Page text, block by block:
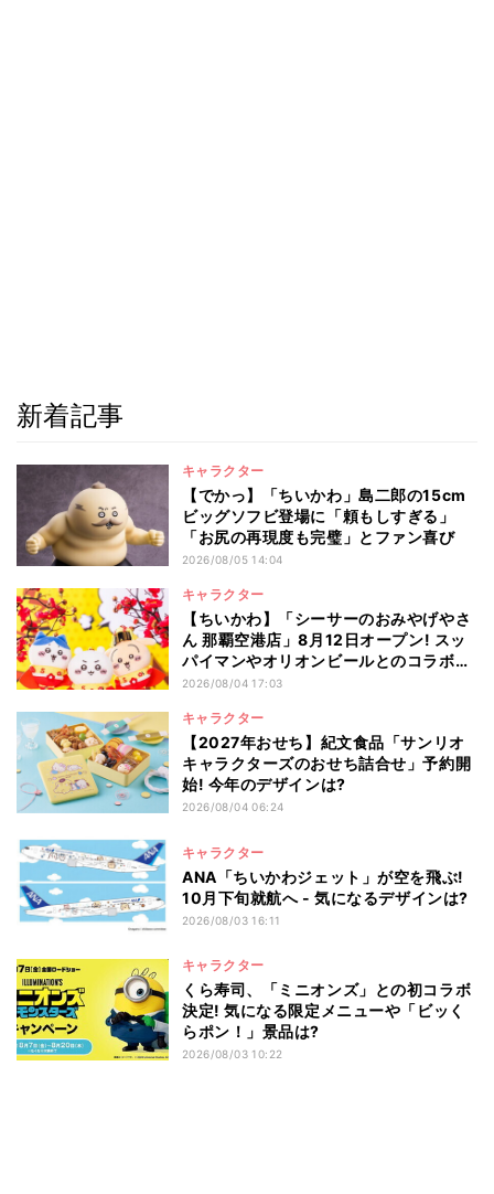
新着記事
キャラクター
【でかっ】「ちいかわ」島二郎の15cm
ビッグソフビ登場に「頼もしすぎる」
「お尻の再現度も完璧」とファン喜び
2026/08/05 14:04
キャラクター
【ちいかわ】「シーサーのおみやげやさ
ん 那覇空港店」8月12日オープン! スッ
パイマンやオリオンビールとのコラボ商
品一覧
2026/08/04 17:03
キャラクター
【2027年おせち】紀文食品「サンリオ
キャラクターズのおせち詰合せ」予約開
始! 今年のデザインは?
2026/08/04 06:24
キャラクター
ANA「ちいかわジェット」が空を飛ぶ!
10月下旬就航へ - 気になるデザインは?
2026/08/03 16:11
キャラクター
くら寿司、「ミニオンズ」との初コラボ
決定! 気になる限定メニューや「ビッく
らポン！」景品は?
2026/08/03 10:22